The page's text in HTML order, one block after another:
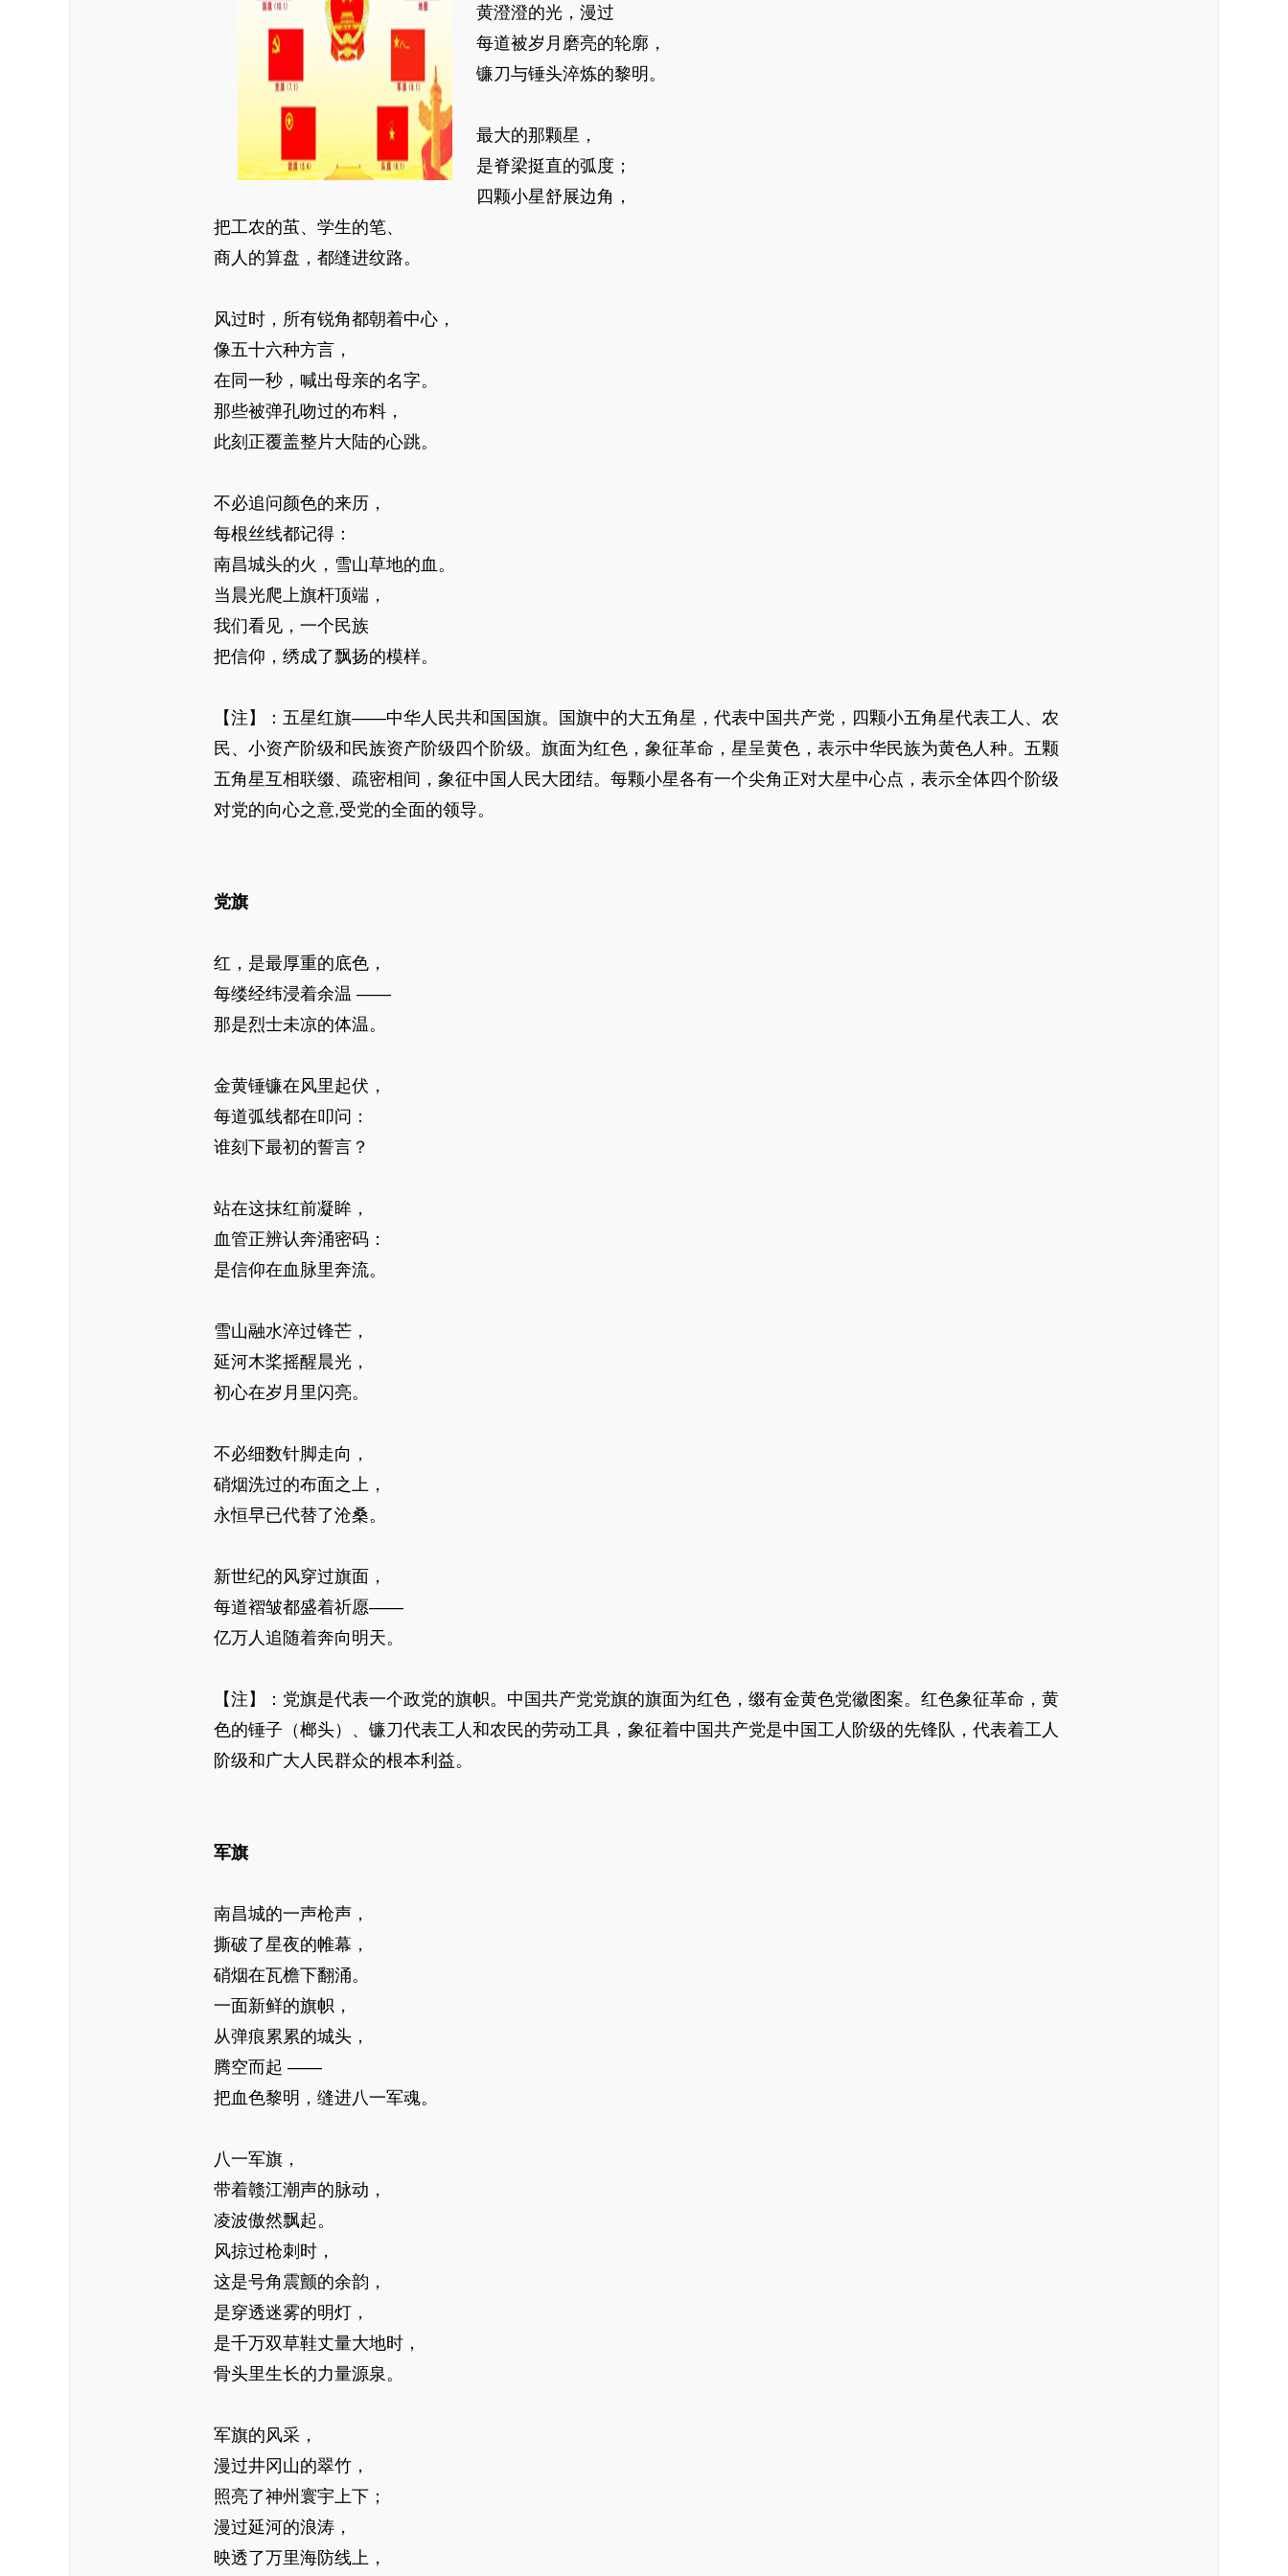
黄澄澄的光，漫过
每道被岁月磨亮的轮廓，
镰刀与锤头淬炼的黎明。
最大的那颗星，
是脊梁挺直的弧度；
四颗小星舒展边角，
把工农的茧、学生的笔、
商人的算盘，都缝进纹路。
风过时，所有锐角都朝着中心，
像五十六种方言，
在同一秒，喊出母亲的名字。
那些被弹孔吻过的布料，
此刻正覆盖整片大陆的心跳。
不必追问颜色的来历，
每根丝线都记得：
南昌城头的火，雪山草地的血。
当晨光爬上旗杆顶端，
我们看见，一个民族
把信仰，绣成了飘扬的模样。
【注】：五星红旗——中华人民共和国国旗。国旗中的大五角星，代表中国共产党，四颗小五角星代表工人、农
民、小资产阶级和民族资产阶级四个阶级。旗面为红色，象征革命，星呈黄色，表示中华民族为黄色人种。五颗
五角星互相联缀、疏密相间，象征中国人民大团结。每颗小星各有一个尖角正对大星中心点，表示全体四个阶级
对党的向心之意,受党的全面的领导。
党旗
红，是最厚重的底色，
每缕经纬浸着余温 ——
那是烈士未凉的体温。
金黄锤镰在风里起伏，
每道弧线都在叩问：
谁刻下最初的誓言？
站在这抹红前凝眸，
血管正辨认奔涌密码：
是信仰在血脉里奔流。
雪山融水淬过锋芒，
延河木桨摇醒晨光，
初心在岁月里闪亮。
不必细数针脚走向，
硝烟洗过的布面之上，
永恒早已代替了沧桑。
新世纪的风穿过旗面，
每道褶皱都盛着祈愿——
亿万人追随着奔向明天。
【注】：党旗是代表一个政党的旗帜。中国共产党党旗的旗面为红色，缀有金黄色党徽图案。红色象征革命，黄
色的锤子（榔头）、镰刀代表工人和农民的劳动工具，象征着中国共产党是中国工人阶级的先锋队，代表着工人
阶级和广大人民群众的根本利益。
军旗
南昌城的一声枪声，
撕破了星夜的帷幕，
硝烟在瓦檐下翻涌。
一面新鲜的旗帜，
从弹痕累累的城头，
腾空而起 ——
把血色黎明，缝进八一军魂。
八一军旗，
带着赣江潮声的脉动，
凌波傲然飘起。
风掠过枪刺时，
这是号角震颤的余韵，
是穿透迷雾的明灯，
是千万双草鞋丈量大地时，
骨头里生长的力量源泉。
军旗的风采，
漫过井冈山的翠竹，
照亮了神州寰宇上下；
漫过延河的浪涛，
映透了万里海防线上，